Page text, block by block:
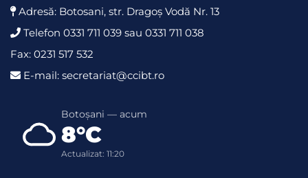
Adresă: Botosani, str. Dragoş Vodă Nr. 13
Telefon 0331 711 039 sau 0331 711 038
Fax: 0231 517 532
E-mail: secretariat@ccibt.ro
Botoșani — acum
8°C
Actualizat: 11:20